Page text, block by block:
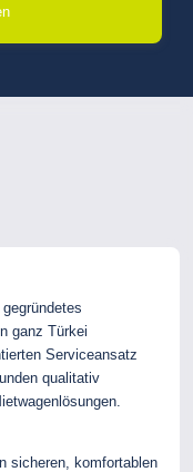
ganz Türkei
Serviceansatz
qualitativ
sicheren, komfortablen